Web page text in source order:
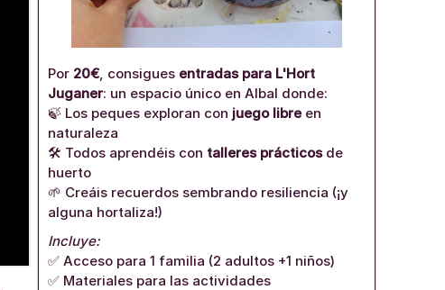
Por 20€, consigues entradas para L'Hort
Juganer: un espacio único en Albal donde:
🍃 Los peques exploran con juego libreen
naturaleza
🛠️ Todos aprendéis con talleres prácticosde
huerto
🌱 Creáis recuerdos sembrando resiliencia (¡y
alguna hortaliza!)
Incluye:
✅ Acceso para 1 familia (2 adultos +1 niños)
✅ Materiales para las actividades